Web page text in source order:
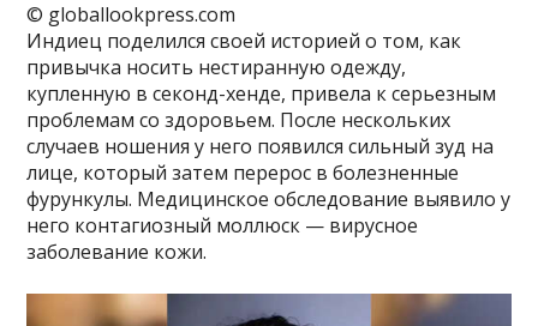
© globallookpress.com
Индиец поделился своей историей о том, как
привычка носить нестиранную одежду,
купленную в секонд-хенде, привела к серьезным
проблемам со здоровьем. После нескольких
случаев ношения у него появился сильный зуд на
лице, который затем перерос в болезненные
фурункулы. Медицинское обследование выявило у
него контагиозный моллюск — вирусное
заболевание кожи.